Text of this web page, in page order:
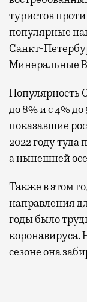
туристов
популярные
Санкт-
Минеральные
Популярность
до 8% и с 4%
показавшие
2022 году туда
а нынешней
Также в этом
направления
годы было
коронавируса.
сезоне она